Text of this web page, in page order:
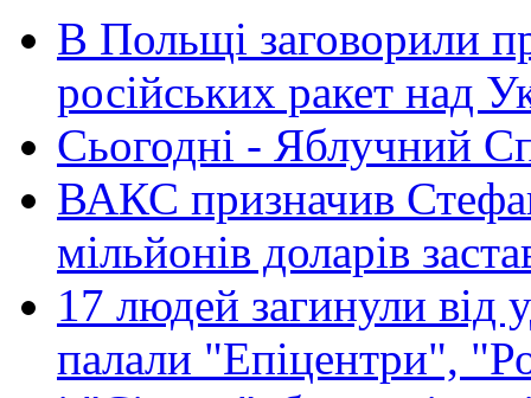
В Польщі заговорили
російських ракет над
Сьогодні - Яблучний
ВАКС призначив
мільйонів доларів
17 людей загинули від
палали "Епіцентри",